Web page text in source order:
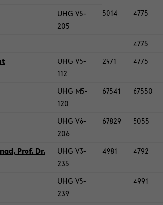
UHG V5-​
205
5014 4775
4775
UHG V5-​
112
2971 4775
UHG M5-​
120
67541 67550
UHG V6-​
206
67829 5055
Prof. Dr.
UHG V3-​
235
4981 4792
UHG V5-​
239
4991